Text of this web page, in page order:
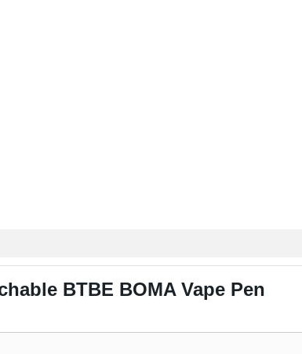
BTBE BOMA Vape Pen